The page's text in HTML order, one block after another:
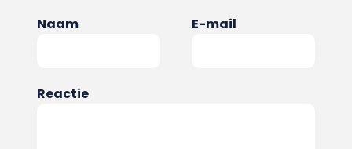
Naam E-mail
Reactie